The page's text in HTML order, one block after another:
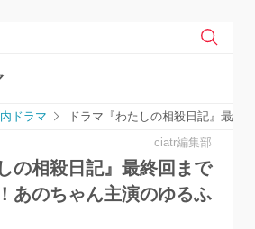
ドラマ ドラマ『わたしの相殺日記』最終
ciatr編集部
の相殺日記』最終回まで
あのちゃん主演のゆるふ